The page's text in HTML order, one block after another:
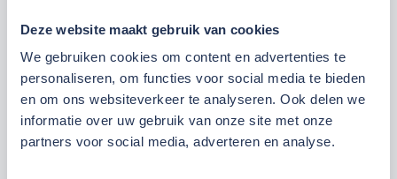
Deze website maakt gebruik van cookies
We gebruiken cookies om content en advertenties te
personaliseren, om functies voor social media te bieden
en om ons websiteverkeer te analyseren. Ook delen we
informatie over uw gebruik van onze site met onze
partners voor social media, adverteren en analyse.
07:30 tot 12:00 uur Zaterdag